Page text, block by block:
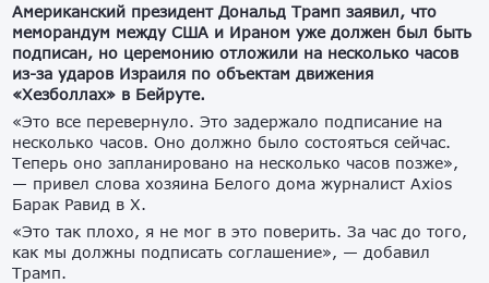
Американский президент Дональд Трамп заявил, что
меморандум между США и Ираном уже должен был быть
подписан, но церемонию отложили на несколько часов
из-за ударов Израиля по объектам движения
«Хезболлах» в Бейруте.
«Это все перевернуло. Это задержало подписание на
несколько часов. Оно должно было состояться сейчас.
Теперь оно запланировано на несколько часов позже»,
— привел слова хозяина Белого дома журналист Axios
Барак Равид в X.
«Это так плохо, я не мог в это поверить. За час до того,
как мы должны подписать соглашение», — добавил
Трамп.